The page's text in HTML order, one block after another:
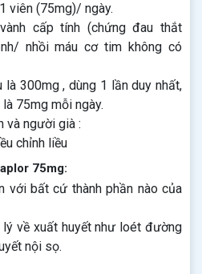
viên (75mg)/ ngày.
cấp tính (chứng đau thắt
nhồi máu cơ tim không có
là 300mg , dùng 1 lần duy nhất,
75mg mỗi ngày.
và người già :
chỉnh liều
75mg:
với bất cứ thành phần nào của
lý về xuất huyết như loét đường
nội sọ.